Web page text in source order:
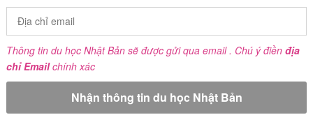
Thông tin du học Nhật Bản sẽ được gửi qua email . Chú ý điền địa
chỉ Emailchính xác